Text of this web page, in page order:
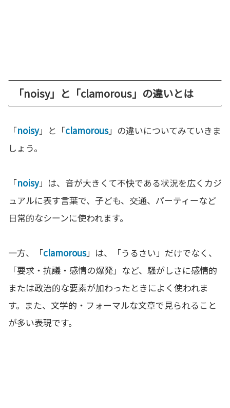
「noisy」と「clamorous」の違いとは
「noisy」と「clamorous」の違いについてみていきま
しょう。
「noisy」は、音が大きくて不快である状況を広くカジ
ュアルに表す言葉で、子ども、交通、パーティーなど
日常的なシーンに使われます。
一方、「clamorous」は、「うるさい」だけでなく、
「要求・抗議・感情の爆発」など、騒がしさに感情的
または政治的な要素が加わったときによく使われま
す。また、文学的・フォーマルな文章で見られること
が多い表現です。